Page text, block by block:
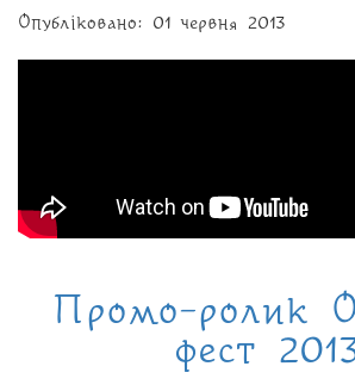
Опубліковано: 01 червня 2013
Промо-ролик
фест